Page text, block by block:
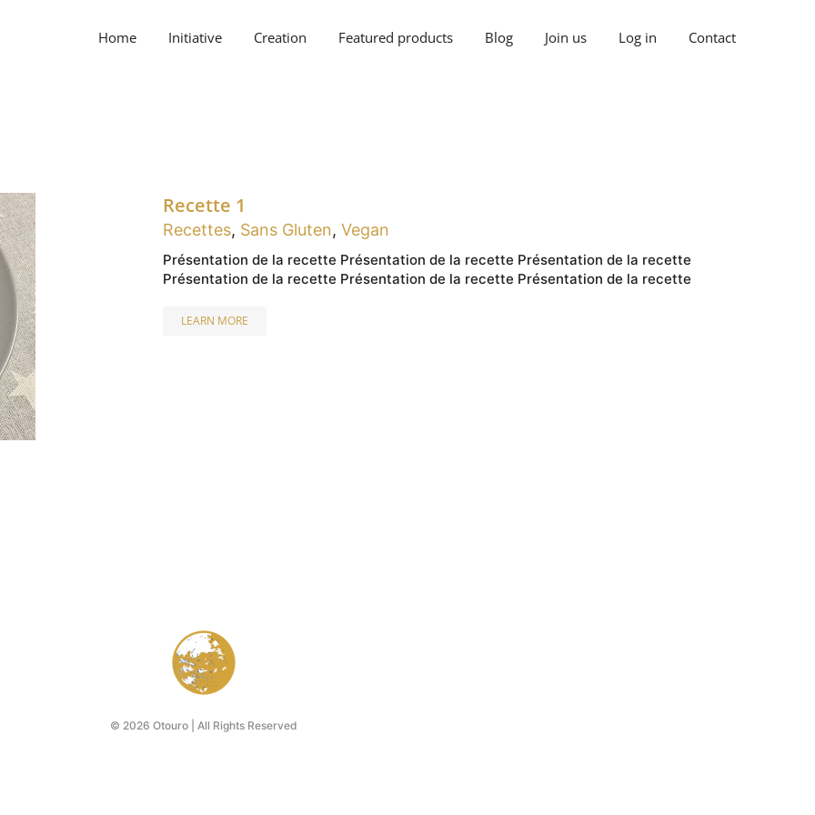
Home Initiative Creation Featured products Blog Join us Log in Contact
Recette 1
Recettes, Sans Gluten, Vegan
Présentation de la recette Présentation de la recette Présentation de la recette
Présentation de la recette Présentation de la recette Présentation de la recette
LEARN MORE
© 2026 Otouro | All Rights Reserved